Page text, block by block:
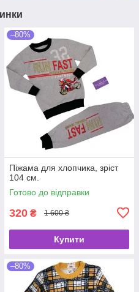
–80%
Піжама для хлопчика, зріст
104 см.
Готово до відправки
320 ₴ 1 600 ₴
Купити
–80%